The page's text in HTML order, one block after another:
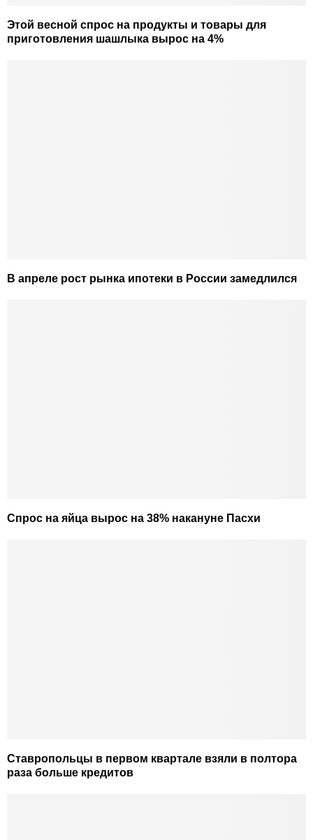
Этой весной спрос на продукты и товары для
приготовления шашлыка вырос на 4%
В апреле рост рынка ипотеки в России замедлился
Спрос на яйца вырос на 38% накануне Пасхи
Ставропольцы в первом квартале взяли в полтора
раза больше кредитов